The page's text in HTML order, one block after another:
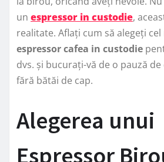
un espressor in custodie,
realitate. Aflați cum să alegeți
espressor cafea in custodie
dvs. și bucurați-vă de o pauză de
fără bătăi de cap.
Alegerea unui
Espressor